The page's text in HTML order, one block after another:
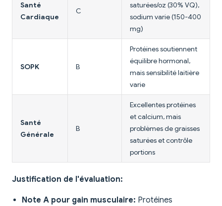
Santé
Cardiaque
C
saturées/oz (30% VQ),
sodium varie (150-400
mg)
SOPK B
Protéines soutiennent
équilibre hormonal,
mais sensibilité laitière
varie
Santé
Générale
B
Excellentes protéines
et calcium, mais
problèmes de graisses
saturées et contrôle
portions
Justification de l'évaluation:
Note A pour gain musculaire: Protéines